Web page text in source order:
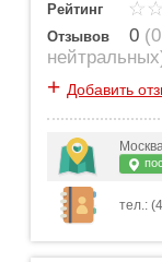
Рейтинг
Отзывов
0 (
нейтральных
+ Добавить
тел.: